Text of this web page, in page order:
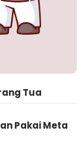
Tua
Pakai Meta